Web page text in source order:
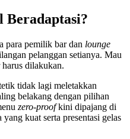
Beradaptasi?
para pemilik bar dan lounge
pelanggan setianya. Mau
dilakukan.
tidak lagi meletakkan
belakang dengan pilihan
zero-proofkini dipajang di
kuat serta presentasi gelas